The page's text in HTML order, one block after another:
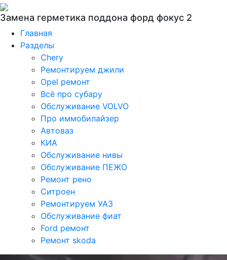
Замена герметика поддона форд фокус 2
Главная
Разделы
Chery
Ремонтируем джили
Opel ремонт
Всё про субару
Обслуживание VOLVO
Про иммобилайзер
Автоваз
КИА
Обслуживание нивы
Обслуживание ПЕЖО
Ремонт рено
Ситроен
Ремонтируем УАЗ
Обслуживание фиат
Ford ремонт
Ремонт skoda